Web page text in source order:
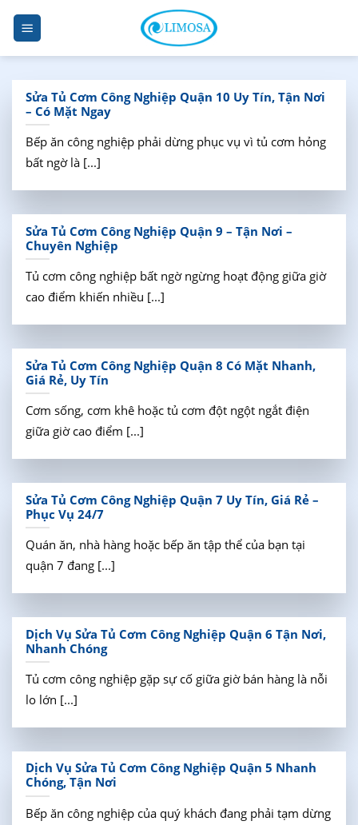
Skip
content
Sửa Tủ Cơm Công Nghiệp Quận 10 Uy Tín, Tận Nơi
– Có Mặt Ngay
Bếp ăn công nghiệp phải dừng phục vụ vì tủ cơm hỏng
bất ngờ là [...]
Sửa Tủ Cơm Công Nghiệp Quận 9 – Tận Nơi –
Chuyên Nghiệp
Tủ cơm công nghiệp bất ngờ ngừng hoạt động giữa giờ
cao điểm khiến nhiều [...]
Sửa Tủ Cơm Công Nghiệp Quận 8 Có Mặt Nhanh,
Giá Rẻ, Uy Tín
Cơm sống, cơm khê hoặc tủ cơm đột ngột ngắt điện
giữa giờ cao điểm [...]
Sửa Tủ Cơm Công Nghiệp Quận 7 Uy Tín, Giá Rẻ –
Phục Vụ 24/7
Quán ăn, nhà hàng hoặc bếp ăn tập thể của bạn tại
quận 7 đang [...]
Dịch Vụ Sửa Tủ Cơm Công Nghiệp Quận 6 Tận Nơi,
Nhanh Chóng
Tủ cơm công nghiệp gặp sự cố giữa giờ bán hàng là nỗi
lo lớn [...]
Dịch Vụ Sửa Tủ Cơm Công Nghiệp Quận 5 Nhanh
Chóng, Tận Nơi
Bếp ăn công nghiệp của quý khách đang phải tạm dừng